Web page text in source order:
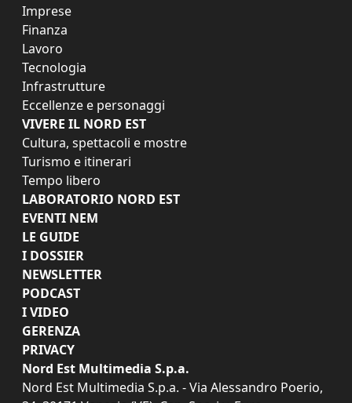
Imprese
Finanza
Lavoro
Tecnologia
Infrastrutture
Eccellenze e personaggi
VIVERE IL NORD EST
Cultura, spettacoli e mostre
Turismo e itinerari
Tempo libero
LABORATORIO NORD EST
EVENTI NEM
LE GUIDE
I DOSSIER
NEWSLETTER
PODCAST
I VIDEO
GERENZA
PRIVACY
Nord Est Multimedia S.p.a.
Nord Est Multimedia S.p.a. - Via Alessandro Poerio,